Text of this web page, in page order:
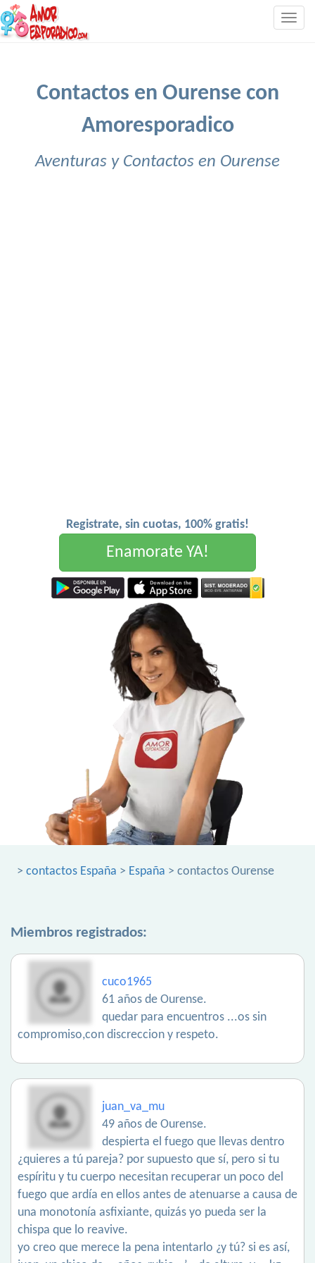
Contactos en Ourense con
Amoresporadico
Aventuras y Contactos en Ourense
Registrate, sin cuotas, 100% gratis!
Enamorate YA!
> contactos España > España > contactos Ourense
Miembros registrados:
cuco1965
61 años de Ourense.
quedar para encuentros ...os sin
compromiso,con discreccion y respeto.
juan_va_mu
49 años de Ourense.
despierta el fuego que llevas dentro
¿quieres a tú pareja? por supuesto que sí, pero si tu
espíritu y tu cuerpo necesitan recuperar un poco del
fuego que ardía en ellos antes de atenuarse a causa de
una monotonía asfixiante, quizás yo pueda ser la
chispa que lo reavive.
yo creo que merece la pena intentarlo ¿y tú? si es así,